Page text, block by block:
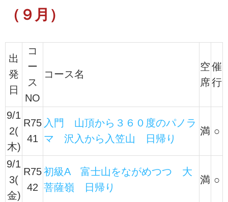
（９月）
出
発
日
コ
ー
ス
NO
コース名
空
席
催
行
9/1
2(
木)
R75
41
入門 山頂から３６０度のパノラ
マ 沢入から入笠山 日帰り
満 ○
9/1
3(
金)
R75
42
初級A 富士山をながめつつ 大
菩薩嶺 日帰り
満 ○